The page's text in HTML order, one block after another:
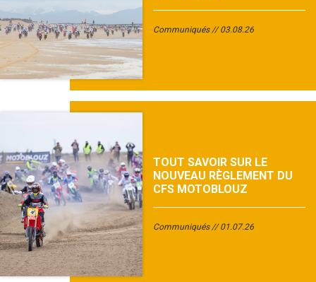
Communiqués 03.08.26
TOUT SAVOIR SUR LE
NOUVEAU RÈGLEMENT DU
CFS MOTOBLOUZ
Communiqués 01.07.26